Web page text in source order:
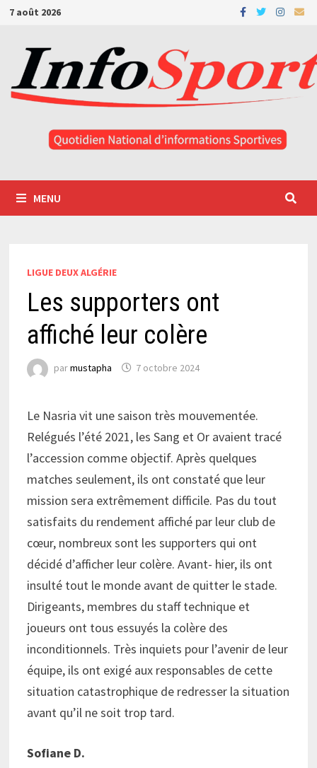
Passer
contenu
7 août 2026
MENU
LIGUE DEUX ALGÉRIE
Les supporters ont
affiché leur colère
parmustapha 7 octobre 2024
Le Nasria vit une saison très mouvementée.
Relégués l’été 2021, les Sang et Or avaient tracé
l’accession comme objectif. Après quelques
matches seulement, ils ont constaté que leur
mission sera extrêmement difficile. Pas du tout
satisfaits du rendement affiché par leur club de
cœur, nombreux sont les supporters qui ont
décidé d’afficher leur colère. Avant- hier, ils ont
insulté tout le monde avant de quitter le stade.
Dirigeants, membres du staff technique et
joueurs ont tous essuyés la colère des
inconditionnels. Très inquiets pour l’avenir de leur
équipe, ils ont exigé aux responsables de cette
situation catastrophique de redresser la situation
avant qu’il ne soit trop tard.
Sofiane D.